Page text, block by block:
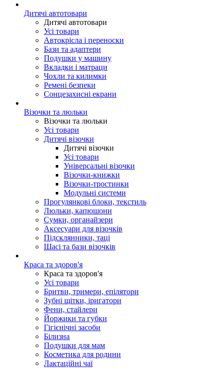
Дитячі автотовари
Дитячі автотовари
Усі товари
Автокрісла і переноски
Бази та адаптери
Подушки у машину
Вкладки і матраци
Чохли та килимки
Ремені безпеки
Сонцезахисні екрани
Візочки та люльки
Візочки та люльки
Усі товари
Дитячі візочки
Дитячі візочки
Усі товари
Універсальні візочки
Візочки-книжки
Візочки-тростинки
Модульні системи
Прогулянкові блоки, текстиль
Люльки, капюшони
Сумки, органайзери
Аксесуари для візочків
Підсклянники, таці
Шасі та бази візочків
Краса та здоров'я
Краса та здоров'я
Усі товари
Бритви, тримери, епілятори
Зубні щітки, іригатори
Фени, стайлери
Йоржики та губки
Гігієнічні засоби
Білизна
Подушки для мам
Косметика для родини
Лактаційні чаї